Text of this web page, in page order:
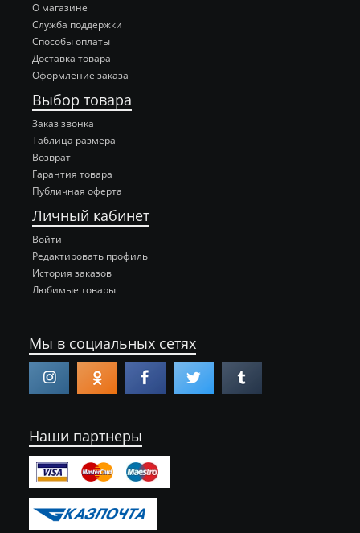
О магазине
Служба поддержки
Способы оплаты
Доставка товара
Оформление заказа
Выбор товара
Заказ звонка
Таблица размера
Возврат
Гарантия товара
Публичная оферта
Личный кабинет
Войти
Редактировать профиль
История заказов
Любимые товары
Мы в социальных сетях
Наши партнеры